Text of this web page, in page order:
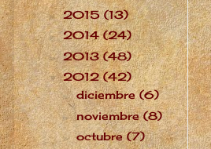
►2015(13)
►2014(24)
►2013(48)
▼2012(42)
►diciembre(6)
►noviembre(8)
►octubre(7)